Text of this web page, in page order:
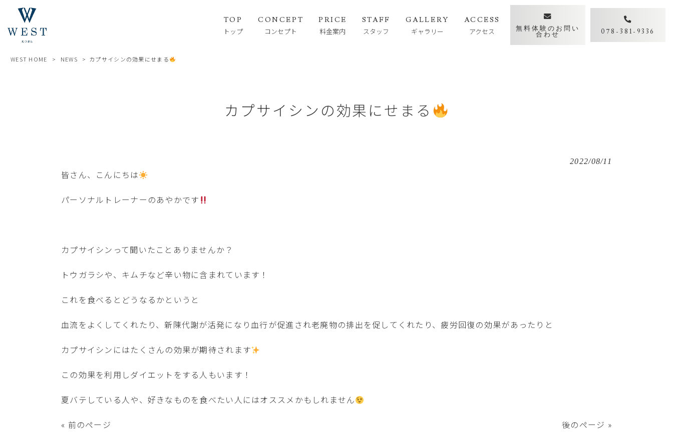
TOP
トップ
CONCEPT
コンセプト
PRICE
料金案内
STAFF
スタッフ
GALLERY
ギャラリー
ACCESS
アクセス
無料体験のお問い
合わせ 078-381-9336
WEST HOME > NEWS > カプサイシンの効果にせまる
カプサイシンの効果にせまる
2022/08/11
皆さん、こんにちは
パーソナルトレーナーのあやかです
カプサイシンって聞いたことありませんか？
トウガラシや、キムチなど辛い物に含まれています！
これを食べるとどうなるかというと
血流をよくしてくれたり、新陳代謝が活発になり血行が促進され老廃物の排出を促してくれたり、疲労回復の効果があったりと
カプサイシンにはたくさんの効果が期待されます
この効果を利用しダイエットをする人もいます！
夏バテしている人や、好きなものを食べたい人にはオススメかもしれません
« 前のページ 後のページ »